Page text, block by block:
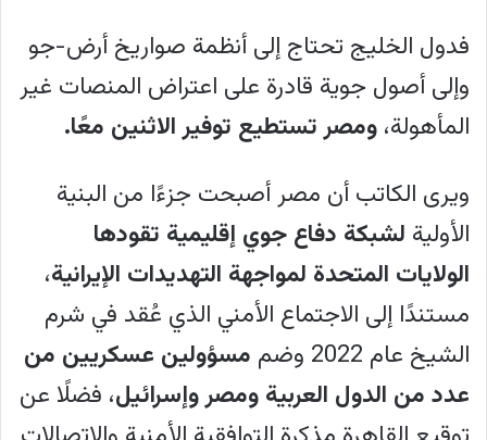
الاستقبال رسائل سياسية تعكس تغيرًا في
موازين النفوذ الإقليمي. تنظر بعض الأوساط
المصرية بقلق إلى تنامي الدور الإماراتي في
السودان وليبيا والقرن الأفريقي، وتزايد
النفوذ الاقتصادي الخليجي داخل مصر. في
المقابل، ترى الإمارات أن دعمها الاقتصادي
والمالي لمصر لم يقابله مستوى مماثل من
التنسيق السياسي والأمني، خاصة فيما
يتعلق بالتعامل مع التهديدات الإيرانية، حيث
لا يتوافق الموقف المصري الداعي إلى التهدئة
فدول الخليج تحتاج إلى أنظمة صواريخ أرض-جو
وإلى أصول جوية قادرة على اعتراض المنصات غير
المأهولة، ومصر تستطيع توفير الاثنين معًا.
ويرى الكاتب أن مصر أصبحت جزءًا من البنية
الأولية لشبكة دفاع جوي إقليمية تقودها
الولايات المتحدة لمواجهة التهديدات الإيرانية،
مستندًا إلى الاجتماع الأمني الذي عُقد في شرم
الشيخ عام 2022 وضم
مسؤولين عسكريين من
عدد من الدول العربية ومصر وإسرائيل، فضلًا عن